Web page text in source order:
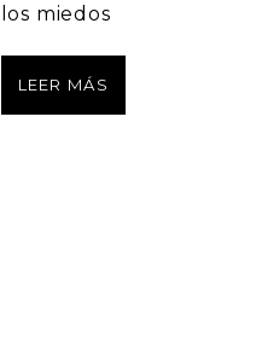
los miedos
LEER MÁS